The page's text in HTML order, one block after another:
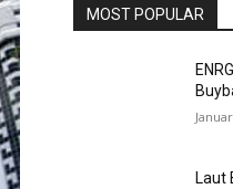
MOST POPULAR
Laut